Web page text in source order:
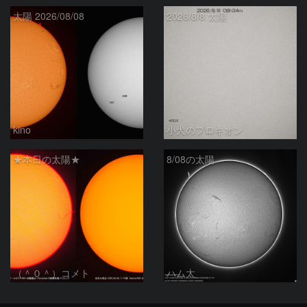
太陽 2026/08/08
kino
2026/8/8 太陽
小犬のプロキオン
★本日の太陽★
（＾０＾）コメト
8/08の太陽
ハム太